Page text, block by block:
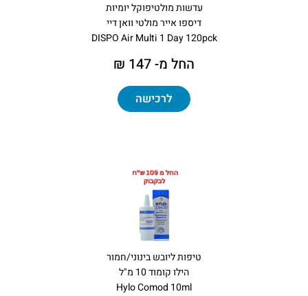
עדשות מולטיפוקל יומיות
דיספו אייר מולטי וואן דיי
DISPO Air Multi 1 Day 120pck
החל מ- 147 ₪
לרכישה
טיפות ליובש בינוני/חמור
הילו קומוד 10 מ"ל
Hylo Comod 10ml